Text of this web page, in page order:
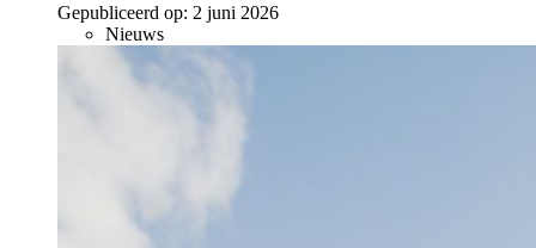
Gepubliceerd op: 2 juni 2026
Nieuws